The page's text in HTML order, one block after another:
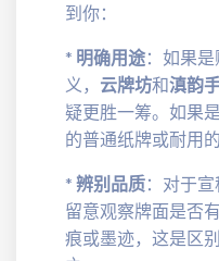
到你：
* 明确用途：如果
义， 云牌坊和滇韵
疑更胜一筹。如果
的普通纸牌或耐用
* 辨别品质：对于
留意观察牌面是否
痕或墨迹，这是区